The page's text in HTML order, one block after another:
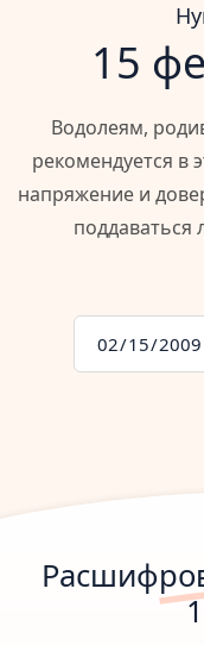
15
Водолеям,
рекомендуется в
напряжение и
поддаваться